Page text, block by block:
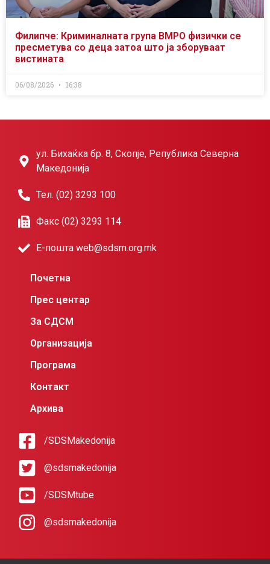
Филипче: Криминалната група ВМРО физички се
пресметува со деца затоа што ја зборуваат
вистината
06/08/2026 16:38
ул. Бихаќка бр. 8, Скопје, Република Северна
Македонија
Тел. (02) 3293 100
Факс (02) 3293 114
Е-пошта web@sdsm.org.mk
Почетна
Прес центар
За СДСМ
Организација
Програма
Контакт
Архива
/SDSMakedonija
@sdsmakedonija
/SDSMtube
@sdsmakedonija